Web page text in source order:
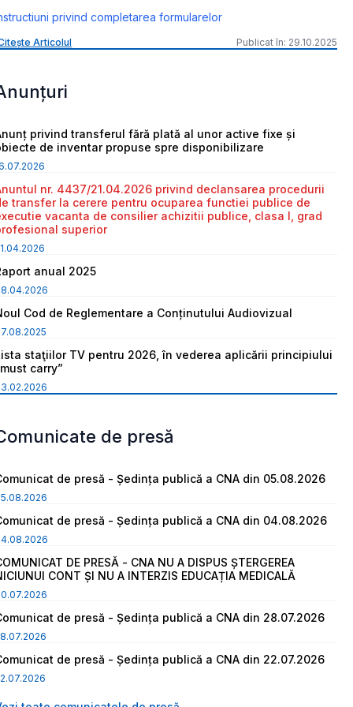
privind completarea formularelor
Articolul Publicat în: 29.10.2025
privind transferul fără plată al unor active fixe și
de inventar propuse spre disponibilizare
nr. 4437/21.04.2026 privind declansarea procedurii
transfer la cerere pentru ocuparea functiei publice de
vacanta de consilier achizitii publice, clasa I, grad
superior
anual 2025
Cod de Reglementare a Conținutului Audiovizual
staţiilor TV pentru 2026, în vederea aplicării principiului
carry”
de presă
de presă - Ședința publică a CNA din 05.08.2026
de presă - Ședința publică a CNA din 04.08.2026
DE PRESĂ - CNA NU A DISPUS ȘTERGEREA
CONT ȘI NU A INTERZIS EDUCAȚIA MEDICALĂ
de presă - Ședința publică a CNA din 28.07.2026
de presă - Ședința publică a CNA din 22.07.2026